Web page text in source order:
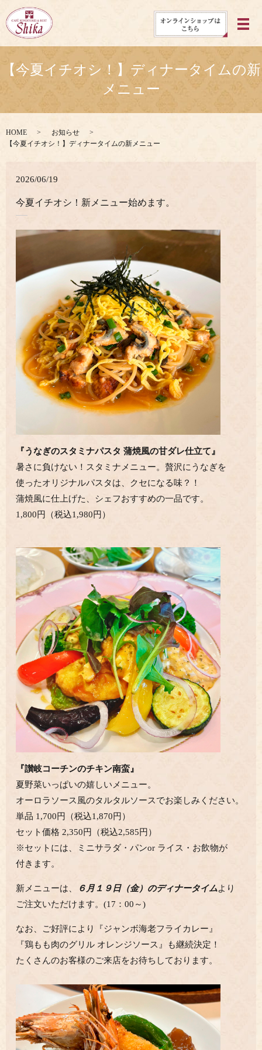
メ
【今夏イチオシ！】ディナータイムの新
メニュー
HOME
お知らせ
【今夏イチオシ！】ディナータイムの新メニュー
2026/06/19
今夏イチオシ！新メニュー始めます。
『うなぎのスタミナパスタ 蒲焼風の甘ダレ仕立て』
暑さに負けない！スタミナメニュー。贅沢にうなぎを
使ったオリジナルパスタは、クセになる味？！
蒲焼風に仕上げた、シェフおすすめの一品です。
1,800円（税込1,980円）
『讃岐コーチンのチキン南蛮』
夏野菜いっぱいの嬉しいメニュー。
オーロラソース風のタルタルソースでお楽しみください。
単品 1,700円（税込1,870円）
セット価格 2,350円（税込2,585円）
※セットには、ミニサラダ・パンor ライス・お飲物が
付きます。
新メニューは、 ６月１９日（金） のディナータイムより
ご注文いただけます。(17：00～)
なお、ご好評により『ジャンボ海老フライカレー』
『鶏もも肉のグリル オレンジソース』も継続決定！
たくさんのお客様のご来店をお待ちしております。